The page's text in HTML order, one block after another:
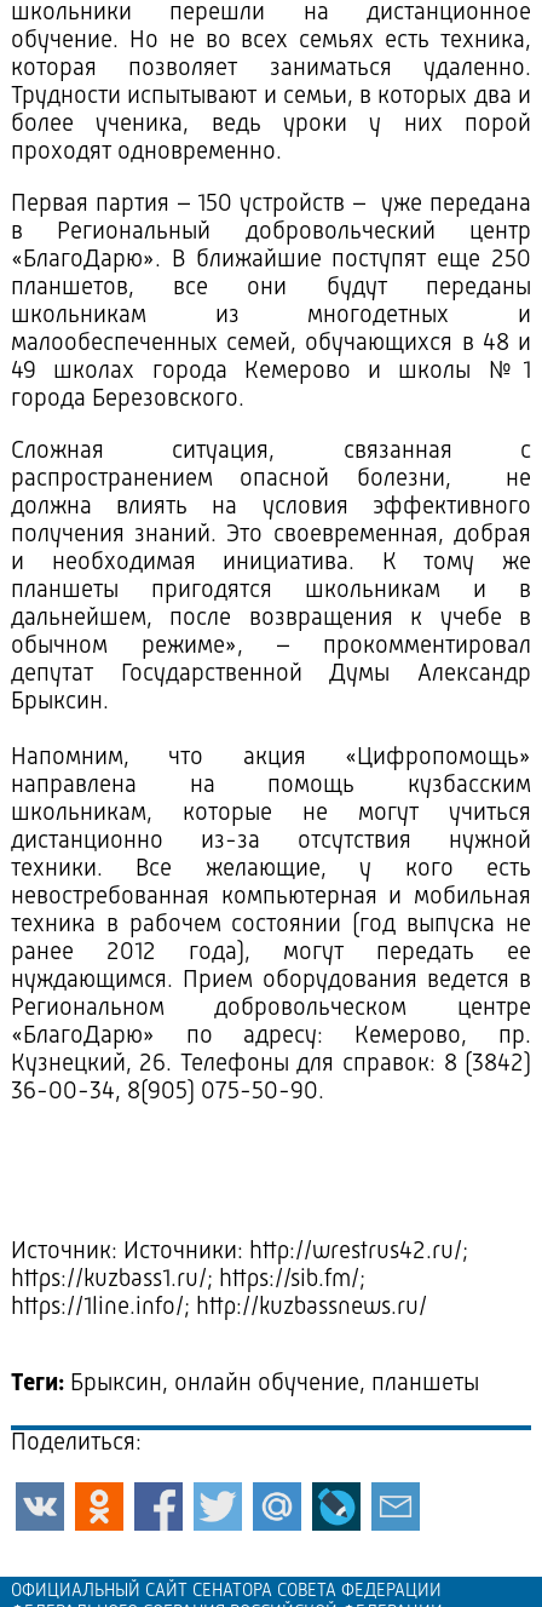
школьники перешли на дистанционное
обучение. Но не во всех семьях есть техника,
которая позволяет заниматься удаленно.
Трудности испытывают и семьи, в которых два и
более ученика, ведь уроки у них порой
проходят одновременно.
Первая партия – 150 устройств – уже передана
в Региональный добровольческий центр
«БлагоДарю». В ближайшие поступят еще 250
планшетов, все они будут переданы
школьникам из многодетных и
малообеспеченных семей, обучающихся в 48 и
49 школах города Кемерово и школы №1
города Березовского.
Сложная ситуация, связанная с
распространением опасной болезни, не
должна влиять на условия эффективного
получения знаний. Это своевременная, добрая
и необходимая инициатива. К тому же
планшеты пригодятся школьникам и в
дальнейшем, после возвращения к учебе в
обычном режиме», – прокомментировал
депутат Государственной Думы Александр
Брыксин.
Напомним, что акция «Цифропомощь»
направлена на помощь кузбасским
школьникам, которые не могут учиться
дистанционно из-за отсутствия нужной
техники. Все желающие, у кого есть
невостребованная компьютерная и мобильная
техника в рабочем состоянии (год выпуска не
ранее 2012 года), могут передать ее
нуждающимся. Прием оборудования ведется в
Региональном добровольческом центре
«БлагоДарю» по адресу: Кемерово, пр.
Кузнецкий, 26. Телефоны для справок: 8 (3842)
36-00-34, 8(905) 075-50-90.
Источник: Источники: http://wrestrus42.ru/;
https://kuzbass1.ru/; https://sib.fm/;
https://1line.info/; http://kuzbassnews.ru/
Теги:Брыксин, онлайн обучение, планшеты
Поделиться:
ОФИЦИАЛЬНЫЙ САЙТ СЕНАТОРА СОВЕТА ФЕДЕРАЦИИ